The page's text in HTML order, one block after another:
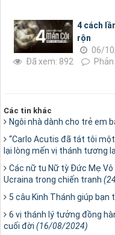
4 cách
rộn
06/
Đã xem: 892
Các tin khác
Ngôi nhà dành cho trẻ em
“Carlo Acutis đã tát tôi
lại lòng mến vị thánh tương
Các nữ tu Nữ tỳ Đức Mẹ
Ucraina trong chiến tranh
5 câu Kinh Thánh giúp bạn
6 vị thánh lý tưởng đồng
cuối đời (16/08/2024)